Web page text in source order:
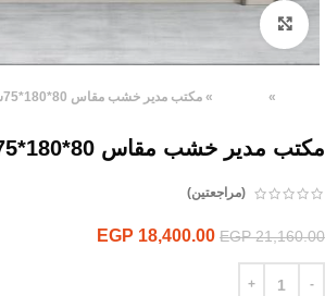
»
» مكتب مدير خشب مقاس 80*180*75سم
مكتب مدير خشب مقاس 80*180*75سم
(مراجعتين)
EGP21,160.00
EGP 18,400.00